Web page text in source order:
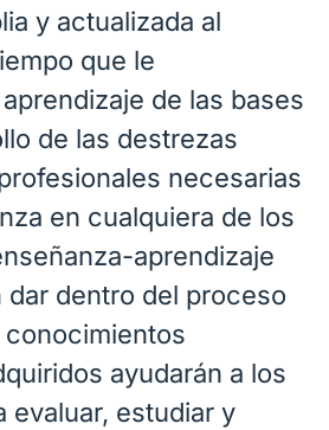
y actualizada al
que le
de las bases
de las destrezas
necesarias
en cualquiera de los
aprendizaje
dar dentro del proceso
ayudarán a los
evaluar, estudiar y